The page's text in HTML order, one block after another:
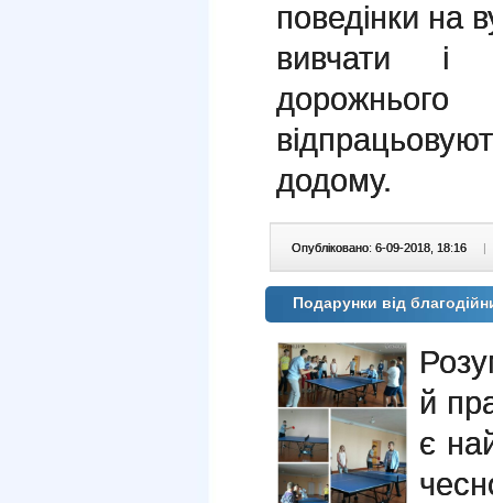
поведінки на
вивчати і
додому.
Опубліковано: 6-09-2018, 18:16 |
Подарунки від
й
є